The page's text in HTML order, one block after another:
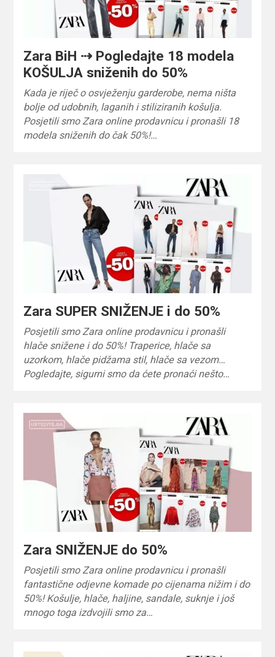
Zara BiH ⇢ Pogledajte 18 modela
KOŠULJA sniženih do 50%
Kada je riječ o osvježenju garderobe, nema ništa
bolje od udobnih, laganih i stiliziranih košulja.
Posjetili smo Zara online prodavnicu i pronašli 18
modela sniženih do čak 50%!…
Zara SUPER SNIŽENJE i do 50%
Posjetili smo Zara online prodavnicu i pronašli
hlače snižene i do 50%! Traperice, hlače sa
uzorkom, hlače pidžama stil, hlače sa vezom…
Pogledajte, sigurni smo da ćete pronaći nešto…
Zara SNIŽENJE do 50%
Posjetili smo Zara online prodavnicu i pronašli
fantastične odjevne komade po cijenama nižim i do
50%! Košulje, hlače, haljine, sandale, suknje i još
mnogo toga izdvojili smo za…